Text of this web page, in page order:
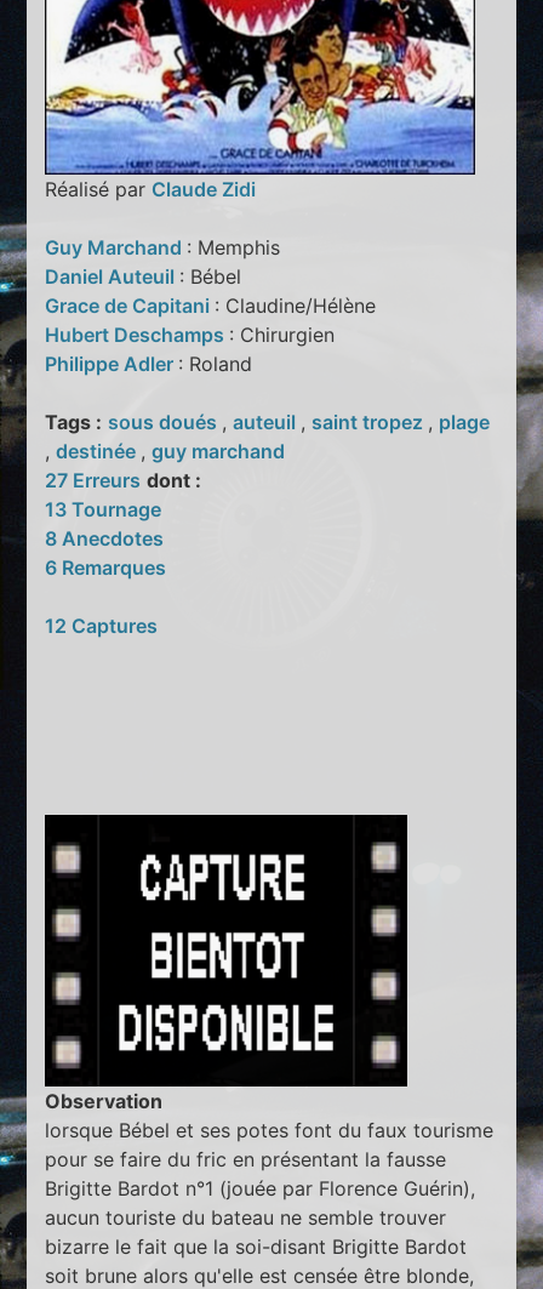
Réalisé par Claude Zidi
Guy Marchand : Memphis
Daniel Auteuil : Bébel
Grace de Capitani : Claudine/Hélène
Hubert Deschamps : Chirurgien
Philippe Adler : Roland
Tags : sous doués ,auteuil , saint tropez , plage
,destinée ,guy marchand
27 Erreurs dont :
13 Tournage
8 Anecdotes
6 Remarques
12 Captures
Observation
lorsque Bébel et ses potes font du faux tourisme
pour se faire du fric en présentant la fausse
Brigitte Bardot n°1 (jouée par Florence Guérin),
aucun touriste du bateau ne semble trouver
bizarre le fait que la soi-disant Brigitte Bardot
soit brune alors qu'elle est censée être blonde,